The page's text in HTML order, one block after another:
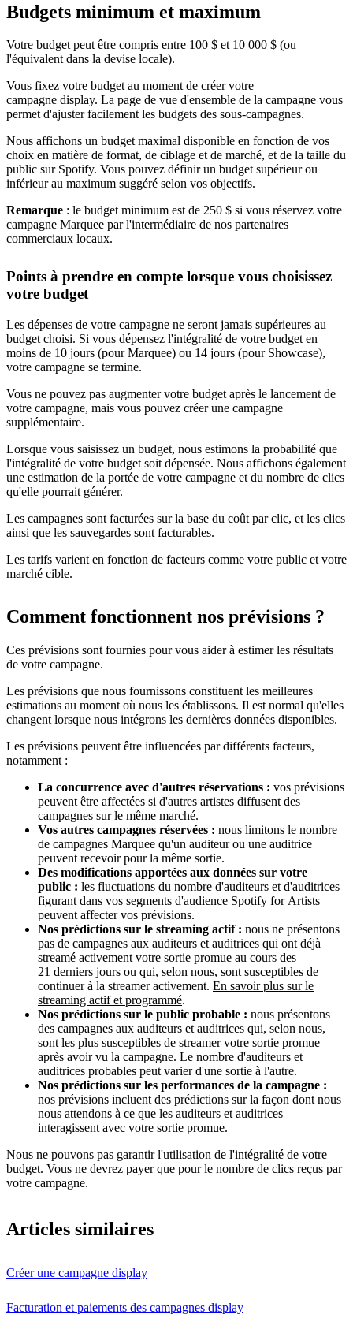
Budgets minimum et maximum
Votre budget peut être compris entre 100 $ et 10 000 $ (ou
l'équivalent dans la devise locale).
Vous fixez votre budget au moment de créer votre
campagne display. La page de vue d'ensemble de la campagne vous
permet d'ajuster facilement les budgets des sous-campagnes.
Nous affichons un budget maximal disponible en fonction de vos
choix en matière de format, de ciblage et de marché, et de la taille du
public sur Spotify. Vous pouvez définir un budget supérieur ou
inférieur au maximum suggéré selon vos objectifs.
Remarque : le budget minimum est de 250 $ si vous réservez votre
campagne Marquee par l'intermédiaire de nos partenaires
commerciaux locaux.
Points à prendre en compte lorsque vous choisissez
votre budget
Les dépenses de votre campagne ne seront jamais supérieures au
budget choisi. Si vous dépensez l'intégralité de votre budget en
moins de 10 jours (pour Marquee) ou 14 jours (pour Showcase),
votre campagne se termine.
Vous ne pouvez pas augmenter votre budget après le lancement de
votre campagne, mais vous pouvez créer une campagne
supplémentaire.
Lorsque vous saisissez un budget, nous estimons la probabilité que
l'intégralité de votre budget soit dépensée. Nous affichons également
une estimation de la portée de votre campagne et du nombre de clics
qu'elle pourrait générer.
Les campagnes sont facturées sur la base du coût par clic, et les clics
ainsi que les sauvegardes sont facturables.
Les tarifs varient en fonction de facteurs comme votre public et votre
marché cible.
Comment fonctionnent nos prévisions ?
Ces prévisions sont fournies pour vous aider à estimer les résultats
de votre campagne.
Les prévisions que nous fournissons constituent les meilleures
estimations au moment où nous les établissons. Il est normal qu'elles
changent lorsque nous intégrons les dernières données disponibles.
Les prévisions peuvent être influencées par différents facteurs,
notamment :
La concurrence avec d'autres réservations : vos prévisions
peuvent être affectées si d'autres artistes diffusent des
campagnes sur le même marché.
Vos autres campagnes réservées : nous limitons le nombre
de campagnes Marquee qu'un auditeur ou une auditrice
peuvent recevoir pour la même sortie.
Des modifications apportées aux données sur votre
public : les fluctuations du nombre d'auditeurs et d'auditrices
figurant dans vos segments d'audience Spotify for Artists
peuvent affecter vos prévisions.
Nos prédictions sur le streaming actif : nous ne présentons
pas de campagnes aux auditeurs et auditrices qui ont déjà
streamé activement votre sortie promue au cours des
21 derniers jours ou qui, selon nous, sont susceptibles de
continuer à la streamer activement. En savoir plus sur le
streaming actif et programmé.
Nos prédictions sur le public probable : nous présentons
des campagnes aux auditeurs et auditrices qui, selon nous,
sont les plus susceptibles de streamer votre sortie promue
après avoir vu la campagne. Le nombre d'auditeurs et
auditrices probables peut varier d'une sortie à l'autre.
Nos prédictions sur les performances de la campagne :
nos prévisions incluent des prédictions sur la façon dont nous
nous attendons à ce que les auditeurs et auditrices
interagissent avec votre sortie promue.
Nous ne pouvons pas garantir l'utilisation de l'intégralité de votre
budget. Vous ne devrez payer que pour le nombre de clics reçus par
votre campagne.
Articles similaires
Créer une campagne display
Facturation et paiements des campagnes display